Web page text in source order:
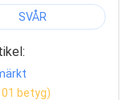
SVÅR
betyg)